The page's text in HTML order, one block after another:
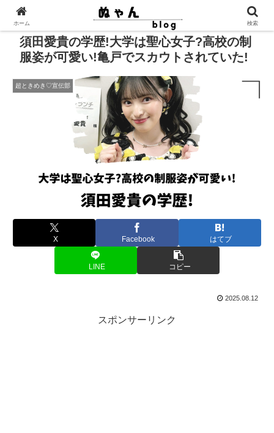
須田愛貴の学歴!大学は聖心女子?高校の制
服姿が可愛い!亀戸でスカウトされていた!
超ときめき♡宣伝部
X Facebook はてブ
LINE コピー
2025.08.12
スポンサーリンク
ホーム 検索